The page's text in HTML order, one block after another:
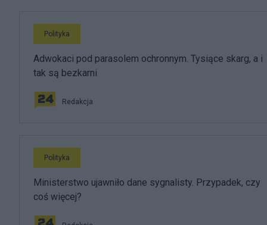
Polityka
Adwokaci pod parasolem ochronnym. Tysiące skarg, a i
tak są bezkarni
Redakcja
Polityka
Ministerstwo ujawniło dane sygnalisty. Przypadek, czy
coś więcej?